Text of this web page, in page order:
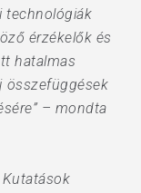
technológiák
érzékelők és
hatalmas
összefüggések
– mondta
Kutatások